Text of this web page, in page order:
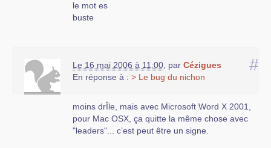
comme ca et c’est intuitif. L’utilisateur lambda a
besoin de cela.
commandes précédente qu’il doivent bien sur
interpréter... Certains editeurs du libre l’ont bien
Un exemple : vous prenez deux desktop
bureautique ; vous allez au magasin de
le mot es
buste
#
Le 16 mai 2006 à 11:00 par Cézigues
En réponse à : > Le bug du nichon
moins drÎle, mais avec Microsoft Word X 2001,
pour Mac OSX, ça quitte la même chose avec
"leaders"... c’est peut être un signe.